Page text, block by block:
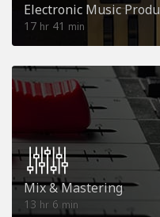
Electronic Music
17 hr 41 min
Mix & Mastering
13 hr 6 min